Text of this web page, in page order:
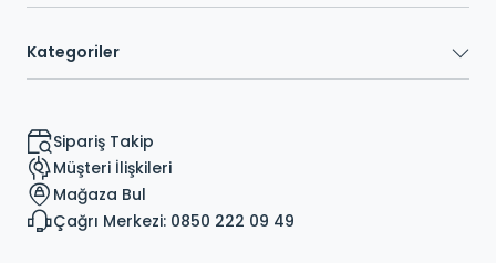
Kategoriler
Sipariş Takip
Müşteri İlişkileri
Mağaza Bul
Çağrı Merkezi: 0850 222 09 49